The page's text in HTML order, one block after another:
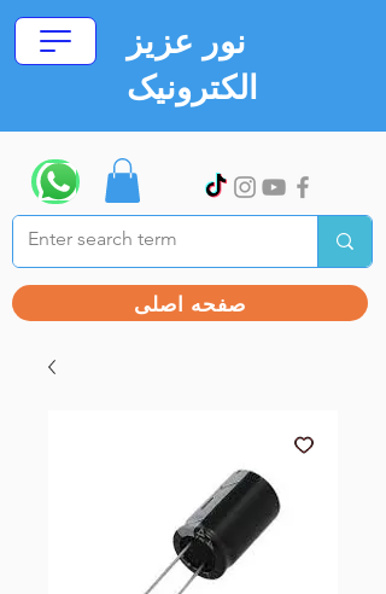
نور عزیز
الکترونیک
صفحه اصلی